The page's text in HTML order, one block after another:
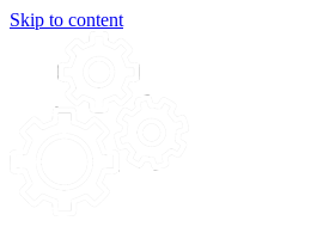
Skip to content